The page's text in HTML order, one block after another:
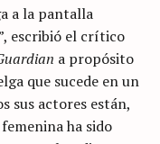
a la pantalla
escribió el crítico
a propósito
que sucede en un
sus actores están,
ha sido